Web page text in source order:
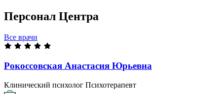
Персонал Центра
Все врачи
Рокоссовская Анастасия Юрьевна
Клинический психолог Психотерапевт